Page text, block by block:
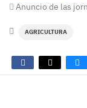
Anuncio de las
AGRICULTURA